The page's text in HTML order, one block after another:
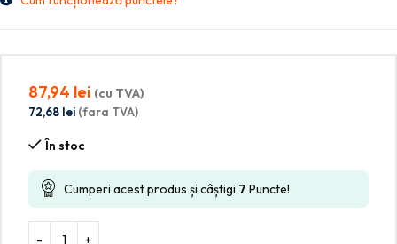
87,94 lei (cu TVA)
72,68 lei (fara TVA)
În stoc
Cumperi acest produs și câștigi 7 Puncte!